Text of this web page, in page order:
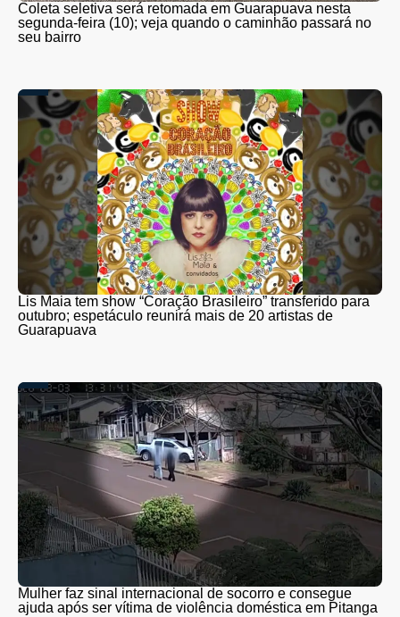
Coleta seletiva será retomada em Guarapuava nesta
segunda-feira (10); veja quando o caminhão passará no
seu bairro
Lis Maia tem show “Coração Brasileiro” transferido para
outubro; espetáculo reunirá mais de 20 artistas de
Guarapuava
Mulher faz sinal internacional de socorro e consegue
ajuda após ser vítima de violência doméstica em Pitanga